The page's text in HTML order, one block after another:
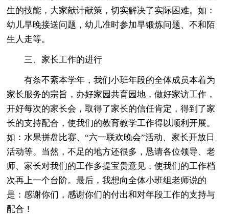
生的技能，大家献计献策，切实解决了实际困难。如：
幼儿早晚接送问题，幼儿准时参加早锻炼问题、不和陌
生人走等。
三、家长工作的进行
有条不紊本学年，我们小班年段的全体成员本着为
家长服务的宗旨，办好家园共育园地，做好家访工作，
开好每次的家长会，取得了家长的信任肯定，得到了家
长的支持配合，使我们的教育教学工作得以顺利开展。
如：水果拼盘比赛、“六一联欢晚会”活动、家长开放日
活动等。当然，不足的地方还很多，恳请各位领导、老
师、家长对我们的工作多提宝贵意见，使我们的工作档
次再上一个台阶。最后，我想向全体小班组老师说的
是：感谢你们，感谢你们的付出和对年段工作的支持与
配合！